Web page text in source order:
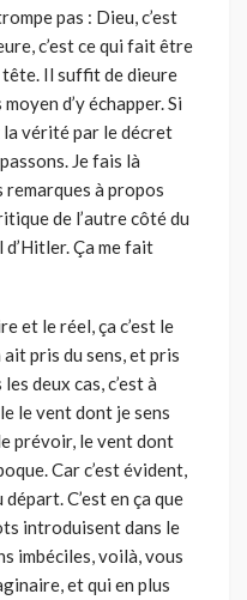
pas : Dieu, c’est
c’est ce qui fait être
tête. Il suffit de dieure
d’y échapper. Si
la vérité par le décret
Je fais là
remarques à propos
de l’autre côté du
Ça me fait
et le réel, ça c’est le
ait pris du sens, et pris
deux cas, c’est à
le vent dont je sens
prévoir, le vent dont
Car c’est évident,
départ. C’est en ça que
introduisent dans le
imbéciles, voilà, vous
et qui en plus